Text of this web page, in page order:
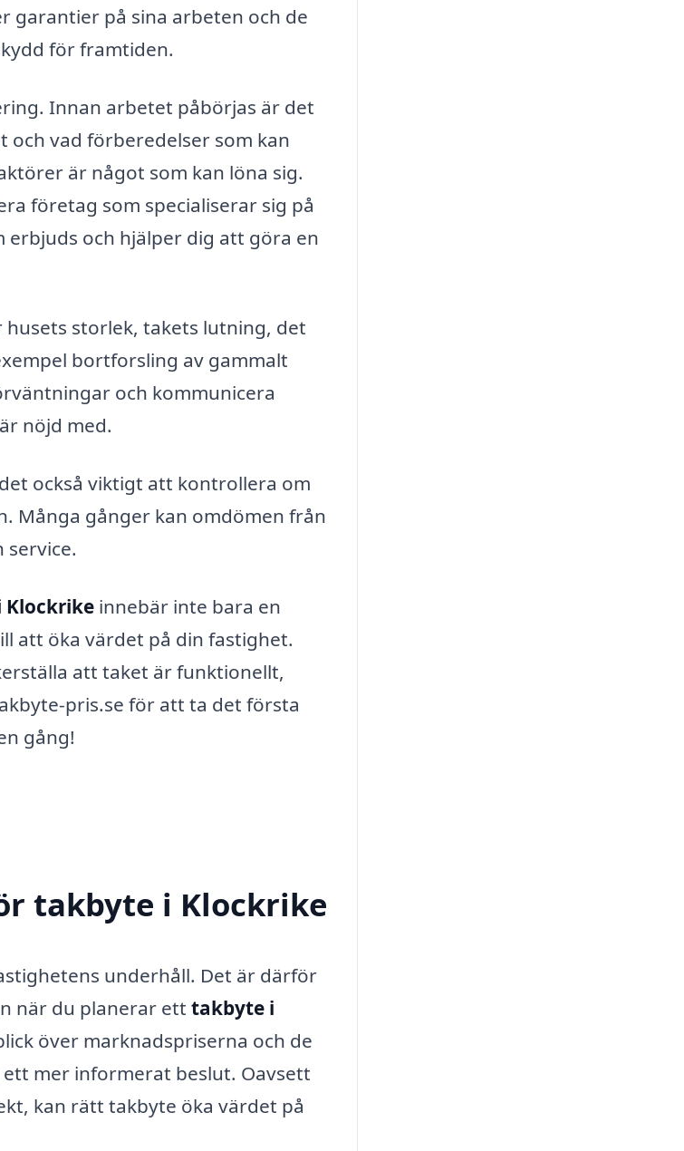
garantier på sina arbeten och de
för framtiden.
Innan arbetet påbörjas är det
vad förberedelser som kan
är något som kan löna sig.
företag som specialiserar sig på
erbjuds och hjälper dig att göra en
storlek, takets lutning, det
bortforsling av gammalt
och kommunicera
nöjd med.
också viktigt att kontrollera om
Många gånger kan omdömen från
innebär inte bara en
att öka värdet på din fastighet.
att taket är funktionellt,
pris.se för att ta det första
gång!
takbyte i Klockrike
underhåll. Det är därför
när du planerar ett takbyte i
över marknadspriserna och de
mer informerat beslut. Oavsett
kan rätt takbyte öka värdet på